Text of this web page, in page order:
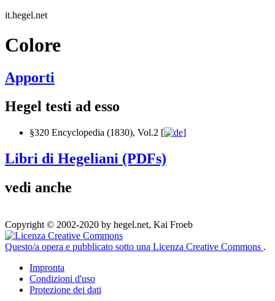
it.hegel.net
Colore
Apporti
Hegel testi ad esso
§320 Encyclopedia (1830), Vol.2 [ ]
Libri di Hegeliani (PDFs)
vedi anche
Copyright © 2002-2020 by hegel.net, Kai Froeb
Questo/a opera e pubblicato sotto una Licenza Creative Commons .
Impronta
Condizioni d'uso
Protezione dei dati